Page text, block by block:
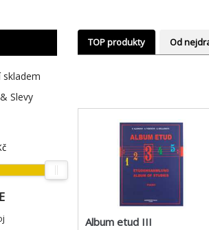
skladem
Slevy
TOP produkty Od
Album etud III